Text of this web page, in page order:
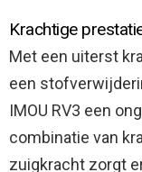
Krachtige
Met een uiterst
een
IMOU RV3 een
combinatie van
zuigkracht zorgt